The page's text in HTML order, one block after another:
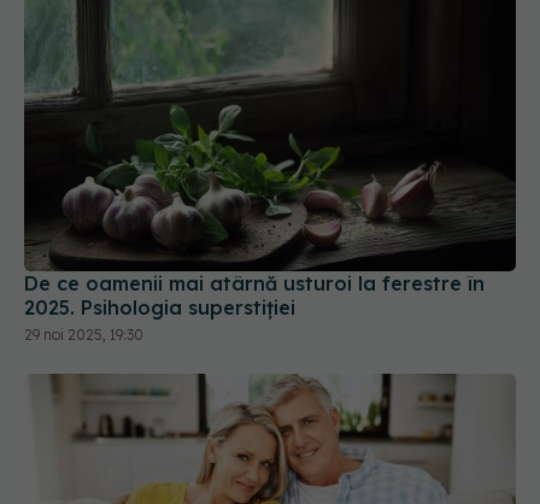
De ce oamenii mai atârnă usturoi la ferestre în
2025. Psihologia superstiției
29 noi 2025, 19:30